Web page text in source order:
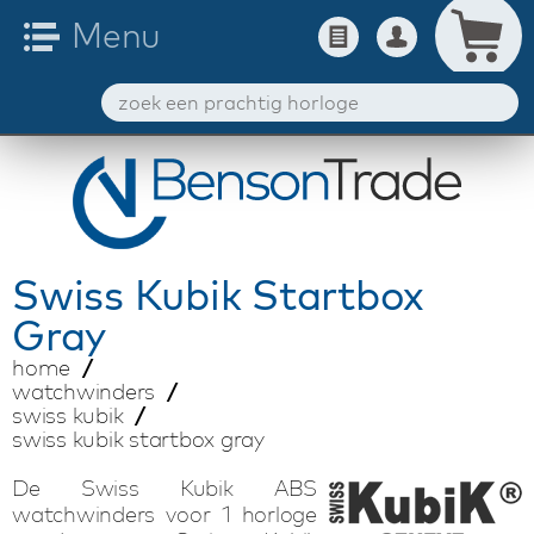
Swiss KubikStartbox
Gray
home
watchwinders
swiss kubik
swiss kubik startbox gray
De Swiss Kubik ABS
watchwinders voor 1 horloge